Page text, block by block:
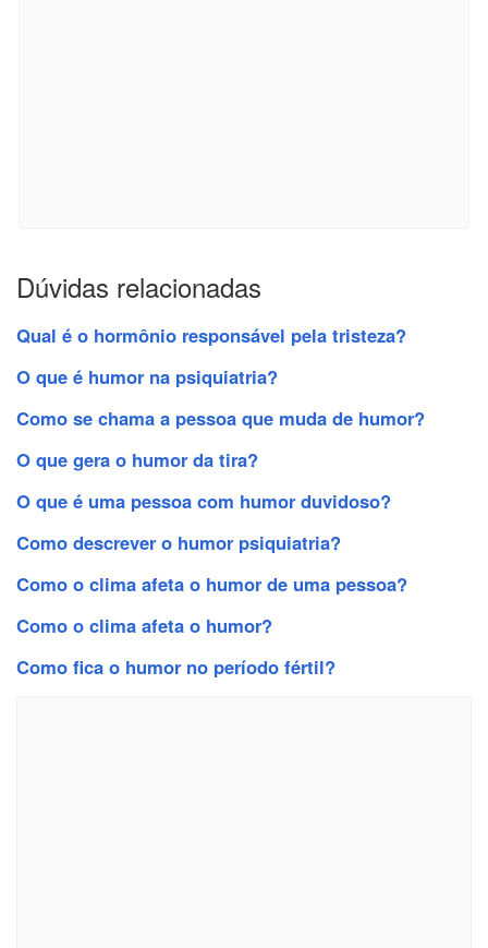
Dúvidas relacionadas
Qual é o hormônio responsável pela tristeza?
O que é humor na psiquiatria?
Como se chama a pessoa que muda de humor?
O que gera o humor da tira?
O que é uma pessoa com humor duvidoso?
Como descrever o humor psiquiatria?
Como o clima afeta o humor de uma pessoa?
Como o clima afeta o humor?
Como fica o humor no período fértil?